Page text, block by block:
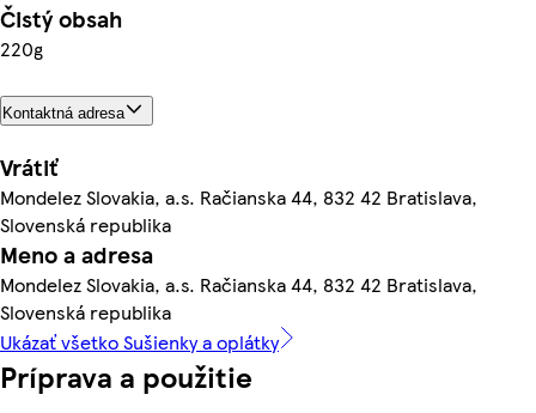
Čistý obsah
220g
Kontaktná adresa
Vrátiť
Mondelez Slovakia, a.s. Račianska 44, 832 42 Bratislava,
Slovenská republika
Meno a adresa
Mondelez Slovakia, a.s. Račianska 44, 832 42 Bratislava,
Slovenská republika
Ukázať všetko Sušienky a oplátky
Príprava a použitie